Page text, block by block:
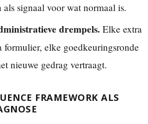
als signaal voor wat normaal is.
drempels. Elke extra
formulier, elke goedkeuringsronde
nieuwe gedrag vertraagt.
FRAMEWORK ALS